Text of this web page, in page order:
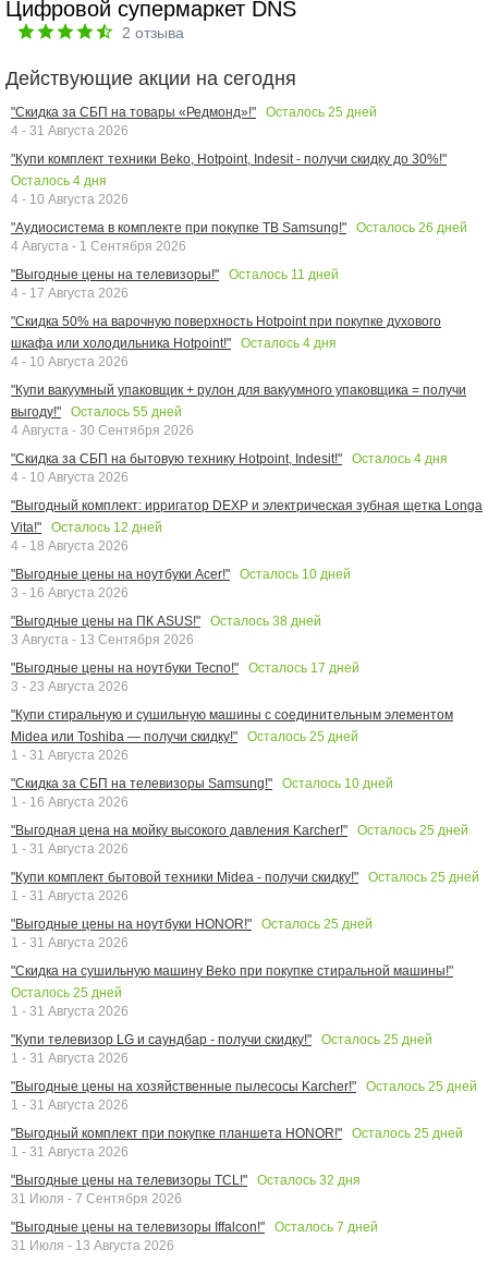
Цифровой супермаркет DNS
2 отзыва
Действующие акции на сегодня
"Скидка за СБП на товары «Редмонд»!" Осталось 25 дней
4 - 31 Августа 2026
"Купи комплект техники Beko, Hotpoint, Indesit - получи скидку до 30%!"
Осталось 4 дня
4 - 10 Августа 2026
"Аудиосистема в комплекте при покупке ТВ Samsung!"
Осталось 26 дней
4 Августа - 1 Сентября 2026
"Выгодные цены на телевизоры!"
Осталось 11 дней
4 - 17 Августа 2026
"Скидка 50% на варочную поверхность Hotpoint при покупке духового
шкафа или холодильника Hotpoint!"
Осталось 4 дня
4 - 10 Августа 2026
"Купи вакуумный упаковщик + рулон для вакуумного упаковщика = получи
выгоду!"
Осталось 55 дней
4 Августа - 30 Сентября 2026
"Скидка за СБП на бытовую технику Hotpoint, Indesit!"
Осталось 4 дня
4 - 10 Августа 2026
"Выгодный комплект: ирригатор DEXP и электрическая зубная щетка Longa
Vita!"
Осталось 12 дней
4 - 18 Августа 2026
"Выгодные цены на ноутбуки Acer!"
Осталось 10 дней
3 - 16 Августа 2026
"Выгодные цены на ПК ASUS!"
Осталось 38 дней
3 Августа - 13 Сентября 2026
"Выгодные цены на ноутбуки Tecno!"
Осталось 17 дней
3 - 23 Августа 2026
"Купи стиральную и сушильную машины с соединительным элементом
Midea или Toshiba — получи скидку!"
Осталось 25 дней
1 - 31 Августа 2026
"Скидка за СБП на телевизоры Samsung!"
Осталось 10 дней
1 - 16 Августа 2026
"Выгодная цена на мойку высокого давления Karcher!"
Осталось 25 дней
1 - 31 Августа 2026
"Купи комплект бытовой техники Midea - получи скидку!"
Осталось 25 дней
1 - 31 Августа 2026
"Выгодные цены на ноутбуки HONOR!"
Осталось 25 дней
1 - 31 Августа 2026
"Скидка на сушильную машину Beko при покупке стиральной машины!"
Осталось 25 дней
1 - 31 Августа 2026
"Купи телевизор LG и саундбар - получи скидку!"
Осталось 25 дней
1 - 31 Августа 2026
"Выгодные цены на хозяйственные пылесосы Karcher!"
Осталось 25 дней
1 - 31 Августа 2026
"Выгодный комплект при покупке планшета HONOR!"
Осталось 25 дней
1 - 31 Августа 2026
"Выгодные цены на телевизоры TCL!"
Осталось 32 дня
31 Июля - 7 Сентября 2026
"Выгодные цены на телевизоры Iffalcon!"
Осталось 7 дней
31 Июля - 13 Августа 2026